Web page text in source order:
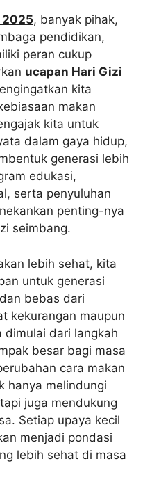
2025, banyak pihak,
pendidikan,
peran cukup
ucapan Hari Gizi
kita
makan
kita untuk
dalam gaya hidup,
generasi lebih
edukasi,
serta penyuluhan
penting-nya
seimbang.
lebih sehat, kita
untuk generasi
bebas dari
kekurangan maupun
dimulai dari langkah
besar bagi masa
cara makan
hanya melindungi
juga mendukung
Setiap upaya kecil
menjadi pondasi
lebih sehat di masa